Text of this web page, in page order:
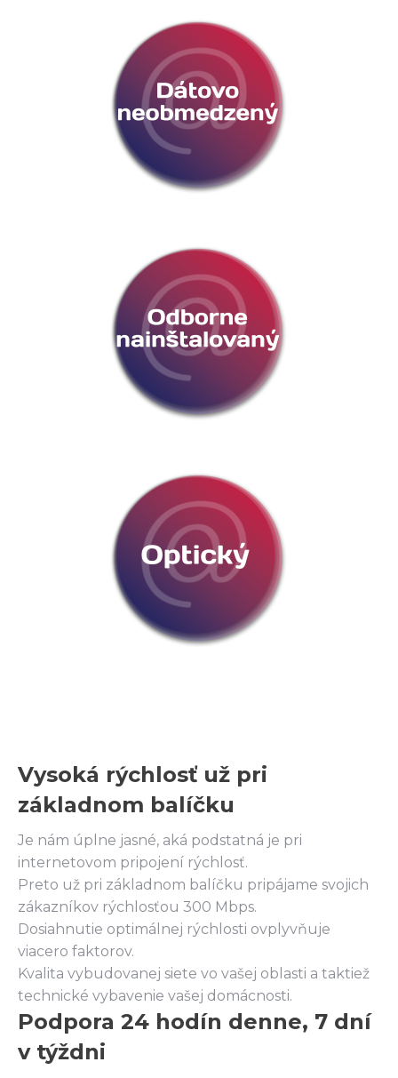
Vysoká rýchlosť už pri
základnom balíčku
Je nám úplne jasné, aká podstatná je pri
internetovom pripojení rýchlosť.
Preto už pri základnom balíčku pripájame svojich
zákazníkov rýchlosťou 300 Mbps.
Dosiahnutie optimálnej rýchlosti ovplyvňuje
viacero faktorov.
Kvalita vybudovanej siete vo vašej oblasti a taktiež
technické vybavenie vašej domácnosti.
Podpora 24 hodín denne, 7 dní
v týždni